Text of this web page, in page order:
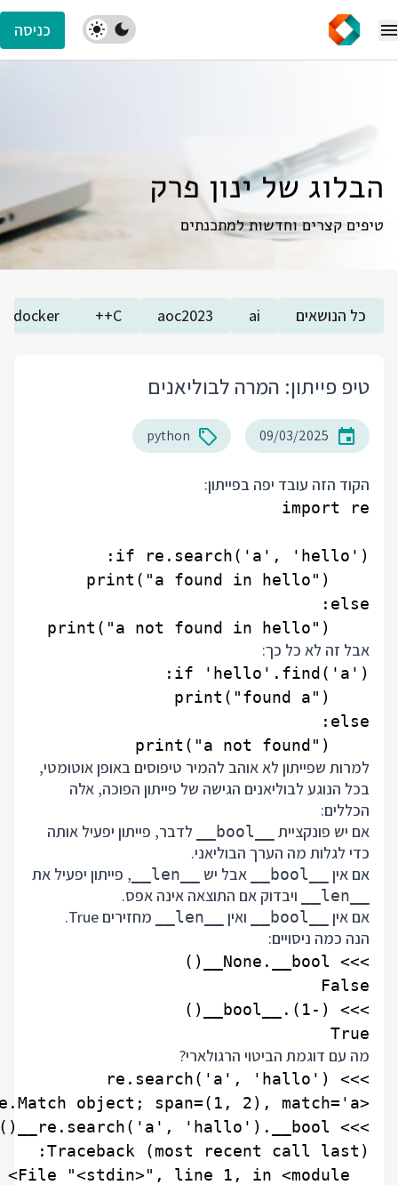
כניסה
הבלוג של ינון פרק
טיפים קצרים וחדשות למתכנתים
כל הנושאים ai
aoc2023
C++
docker
טיפ פייתון: המרה לבוליאנים
09/03/2025
python
הקוד הזה עובד יפה בפייתון:
אבל זה לא כל כך:
למרות שפייתון לא אוהב להמיר טיפוסים באופן אוטומטי,
בכל הנוגע לבוליאנים הגישה של פייתון הפוכה, אלה
הכללים:
אם יש פונקציית
__bool__
לדבר, פייתון יפעיל אותה
כדי לגלות מה הערך הבוליאני.
אם אין
__bool__ אבל יש __len__ , פייתון יפעיל את
__len__
ויבדוק אם התוצאה אינה אפס.
אם אין
__bool__ ואין __len__
מחזירים True.
הנה כמה ניסויים:
True
מה עם דוגמת הביטוי הרגולארי?